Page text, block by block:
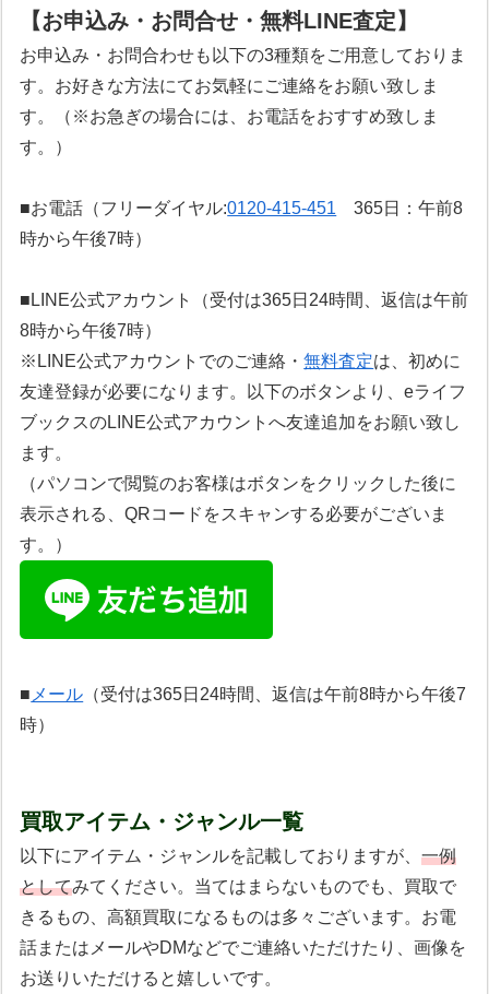
【お申込み・お問合せ・無料LINE査定】
お申込み・お問合わせも以下の3種類をご用意しておりま
す。お好きな方法にてお気軽にご連絡をお願い致しま
す。（※お急ぎの場合には、お電話をおすすめ致しま
す。）
■お電話（フリーダイヤル:0120-415-451 365日：午前8
時から午後7時）
■LINE公式アカウント（受付は365日24時間、返信は午前
8時から午後7時）
※LINE公式アカウントでのご連絡・無料査定は、初めに
友達登録が必要になります。以下のボタンより、eライフ
ブックスのLINE公式アカウントへ友達追加をお願い致し
ます。
（パソコンで閲覧のお客様はボタンをクリックした後に
表示される、QRコードをスキャンする必要がございま
す。）
■ メール （受付は365日24時間、返信は午前8時から午後7
時）
買取アイテム・ジャンル一覧
以下にアイテム・ジャンルを記載しておりますが、一例
としてみてください。当てはまらないものでも、買取で
きるもの、高額買取になるものは多々ございます。お電
話またはメールやDMなどでご連絡いただけたり、画像を
お送りいただけると嬉しいです。